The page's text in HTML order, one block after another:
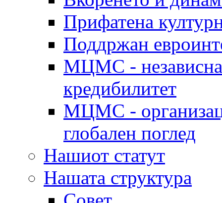
Прифатена
Поддржан
МЦМС - независна
кредибилитет
МЦМС -
глобален поглед
Нашиот статут
Нашата структура